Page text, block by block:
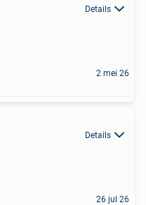
Details
2 mei 26
Details
26 jul 26